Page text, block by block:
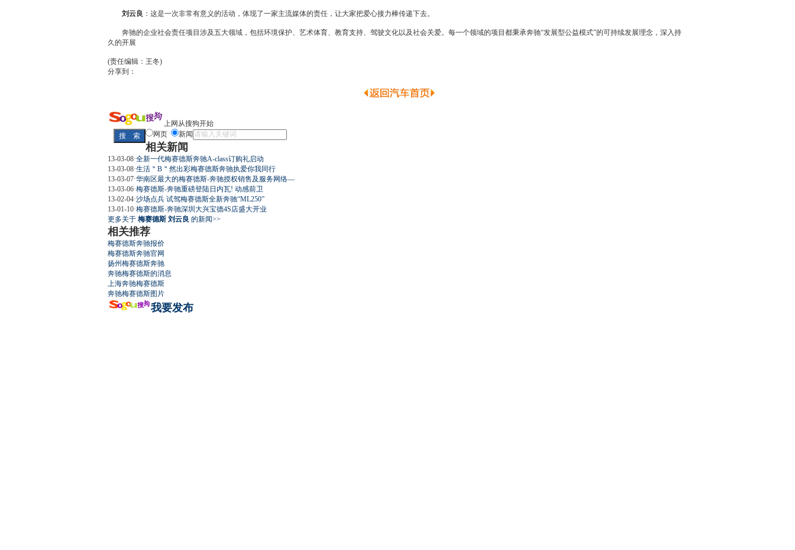
刘云良 ：这是一次非常有意义的活动，体现了一家主流媒体的责任，让大家把爱心接力棒传递下去。
奔驰的企业社会责任项目涉及五大领域，包括环境保护、艺术体育、教育支持、驾驶文化以及社会关爱。每一个领域的项目都秉承奔驰“发展型公益模式”的可持续发展理念 ，深入持
久的开展
(责任编辑：王冬)
分享到：
上网从搜狗开始
网页
新闻
相关新闻
13-03-08·全新一代梅赛德斯奔驰A-class订购礼启动
13-03-08·生活＂B＂然出彩梅赛德斯奔驰执爱你我同行
13-03-07·华南区最大的梅赛德斯-奔驰授权销售及服务网络—
13-03-06·梅赛德斯-奔驰重磅登陆日内瓦! 动感前卫
13-02-04·沙场点兵 试驾梅赛德斯全新奔驰“ML250”
13-01-10·梅赛德斯-奔驰深圳大兴宝德4S店盛大开业
更多关于 梅赛德斯 刘云良 的新闻>>
相关推荐
梅赛德斯奔驰报价
梅赛德斯奔驰官网
扬州梅赛德斯奔驰
奔驰梅赛德斯的消息
上海奔驰梅赛德斯
奔驰梅赛德斯图片
我要发布